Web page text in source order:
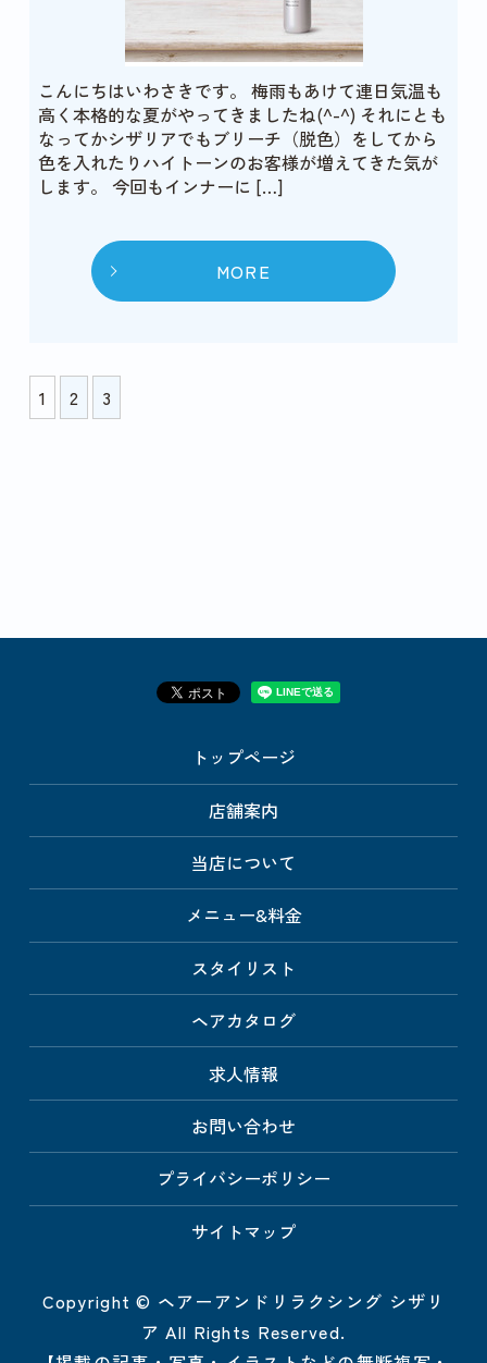
こんにちはいわさきです。 梅雨もあけて連日気温も
高く本格的な夏がやってきましたね(^-^) それにとも
なってかシザリアでもブリーチ（脱色）をしてから
色を入れたりハイトーンのお客様が増えてきた気が
します。 今回もインナーに […]
MORE
1 2 3
トップページ
店舗案内
当店について
メニュー&料金
スタイリスト
ヘアカタログ
求人情報
お問い合わせ
プライバシーポリシー
サイトマップ
Copyright © ヘアーアンドリラクシング シザリ
ア All Rights Reserved.